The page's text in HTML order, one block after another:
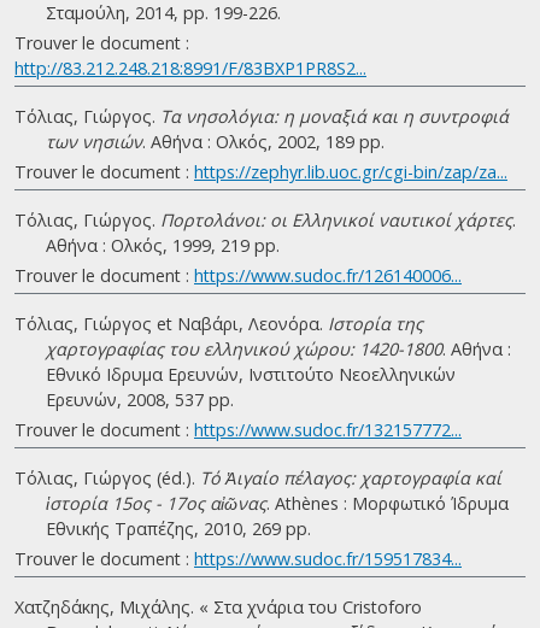
Σταμούλη, 2014, pp. 199-226.
Trouver le document :
http://83.212.248.218:8991/F/83BXP1PR8S2...
Τόλιας, Γιώργος. Τα νησολόγια: η μοναξιά και η συντροφιά
των νησιών. Αθήνα : Ολκός, 2002, 189 pp.
Trouver le document : https://zephyr.lib.uoc.gr/cgi-bin/zap/za...
Τόλιας, Γιώργος. Πορτολάνοι: οι Ελληνικοί ναυτικοί χάρτες.
Αθήνα : Ολκός, 1999, 219 pp.
Trouver le document : https://www.sudoc.fr/126140006...
Τόλιας, Γιώργος et Ναβάρι, Λεονόρα. Ιστορία της
χαρτογραφίας του ελληνικού χώρου: 1420-1800. Αθήνα :
Εθνικό Ιδρυμα Ερευνών, Ινστιτούτο Νεοελληνικών
Ερευνών, 2008, 537 pp.
Trouver le document : https://www.sudoc.fr/132157772...
Τόλιας, Γιώργος (éd.). Τό Ἀιγαίο πέλαγος: χαρτογραφία καί
ἱστορία 15ος - 17ος αἰῶνας. Athènes : Μορφωτικό Ίδρυμα
Εθνικής Τραπέζης, 2010, 269 pp.
Trouver le document : https://www.sudoc.fr/159517834...
Χατζηδάκης, Μιχάλης. « Στα χνάρια του Cristoforo